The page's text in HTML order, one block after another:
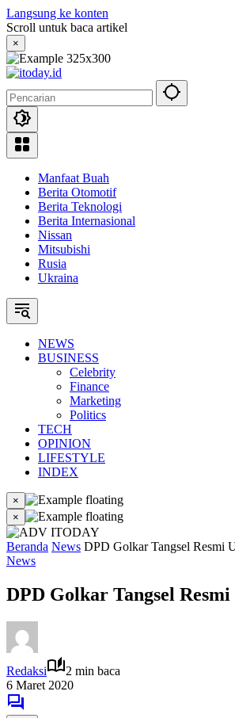
Langsung ke konten
Scroll untuk baca artikel
×
Manfaat Buah
Berita Otomotif
Berita Teknologi
Berita Internasional
Nissan
Mitsubishi
Rusia
Ukraina
NEWS
BUSINESS
Celebrity
Finance
Marketing
Politics
TECH
OPINION
LIFESTYLE
INDEX
×
×
Beranda News DPD Golkar Tangsel Resmi
News
DPD Golkar Tangsel
Redaksi
2 min baca
6 Maret 2020